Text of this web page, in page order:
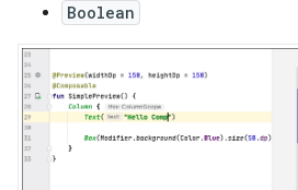
Boolean